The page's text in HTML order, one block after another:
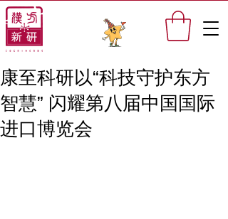
康至科研以“科技守护东方
智慧” 闪耀第八届中国国际
进口博览会